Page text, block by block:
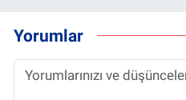
Yorumlar